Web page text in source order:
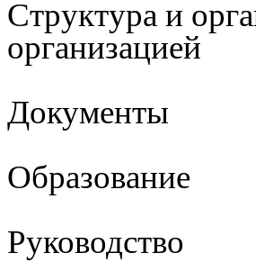
Структура и
организацией
Документы
Образование
Руководство